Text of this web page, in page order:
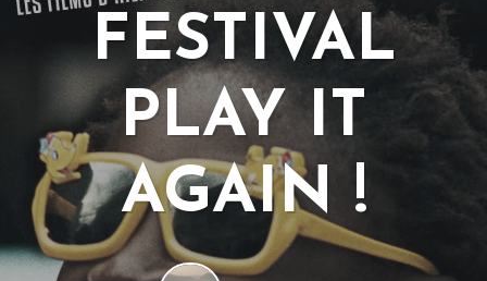
FESTIVAL
PLAY IT
AGAIN !